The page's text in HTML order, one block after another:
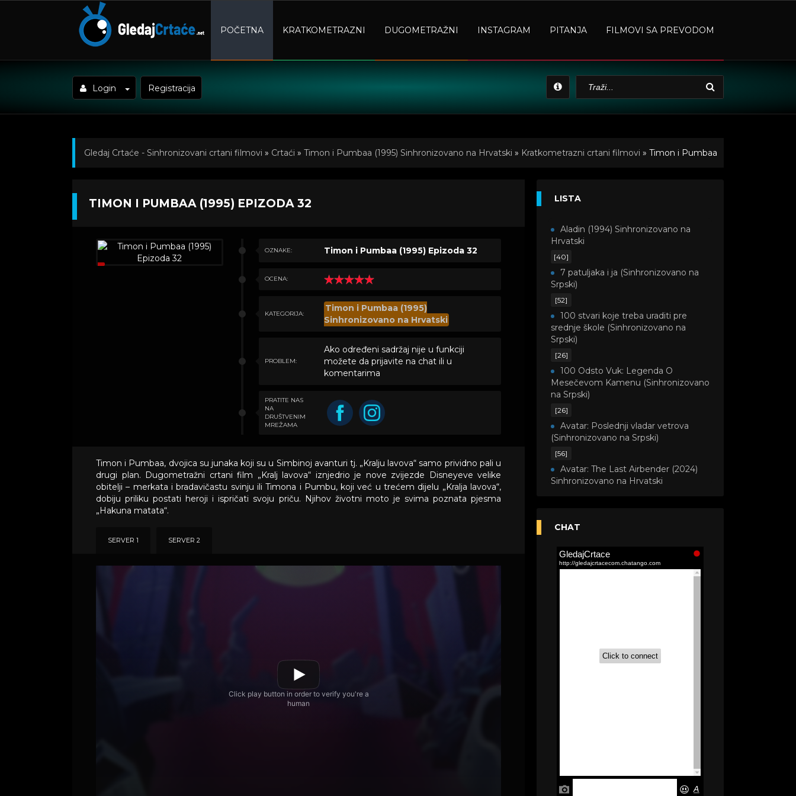
POČETNA KRATKOMETRAZNI DUGOMETRAŽNI INSTAGRAM PITANJA FILMOVI SA PREVODOM
Login Registracija
Gledaj Crtaće - Sinhronizovani crtani filmovi » Crtaći » Timon i Pumbaa (1995) Sinhronizovano na Hrvatski » Kratkometrazni crtani filmovi » Timon i Pumbaa
TIMON I PUMBAA (1995) EPIZODA 32
OZNAKE: Timon i Pumbaa (1995) Epizoda 32
OCENA:
KATEGORIJA:
Timon i Pumbaa (1995)
Sinhronizovano na Hrvatski
PROBLEM:
Ako određeni sadržaj nije u funkciji
možete da prijavite na chat ili u
komentarima
PRATITE NAS
NA
DRUŠTVENIM
MREŽAMA
Timon i Pumbaa, dvojica su junaka koji su u Simbinoj avanturi tj. „Kralju lavova“ samo prividno pali u
drugi plan. Dugometražni crtani film „Kralj lavova“ iznjedrio je nove zvijezde Disneyeve velike
obitelji – merkata i bradavičastu svinju ili Timona i Pumbu, koji već u trećem dijelu „Kralja lavova“,
dobiju priliku postati heroji i ispričati svoju priču. Njihov životni moto je svima poznata pjesma
„Hakuna matata“.
SERVER 1 SERVER 2
LISTA
Aladin (1994) Sinhronizovano na
Hrvatski
[40]
7 patuljaka i ja (Sinhronizovano na
Srpski)
[52]
100 stvari koje treba uraditi pre
srednje škole (Sinhronizovano na
Srpski)
[26]
100 Odsto Vuk: Legenda O
Mesečevom Kamenu (Sinhronizovano
na Srpski)
[26]
Avatar: Poslednji vladar vetrova
(Sinhronizovano na Srpski)
[56]
Avatar: The Last Airbender (2024)
Sinhronizovano na Hrvatski
(Sinhronizovano na Srpski)
Akademija čarolija (Wits Academy)
Sinhronizovano na Srpski
Tunes,2020) Sinhronizovano na Srpski
Okura (Sinhronizovano na Srpski)
CHAT